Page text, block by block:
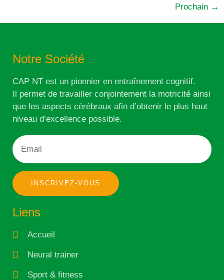
Prochain →
Notre Société
CAP NT est un pionnier en entraînement cognitif.
Il permet de travailler conjointement la motricité ainsi
que les aspects cérébraux afin d’obtenir le plus haut
niveau d’excellence possible.
INSCRIVEZ-VOUS
Liens
Accueil
Neural trainer
Sport & fitness